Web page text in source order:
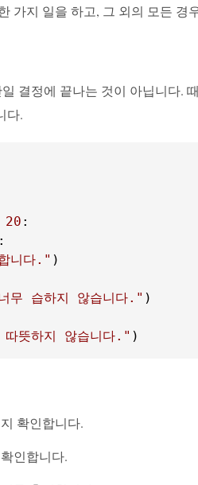
가지 일을 하고, 그 외의 모든 경
결정에 끝나는 것이 아닙니다.
다.
20
니다."
무 습하지 않습니다."
뜻하지 않습니다." )
확인합니다.
인합니다.